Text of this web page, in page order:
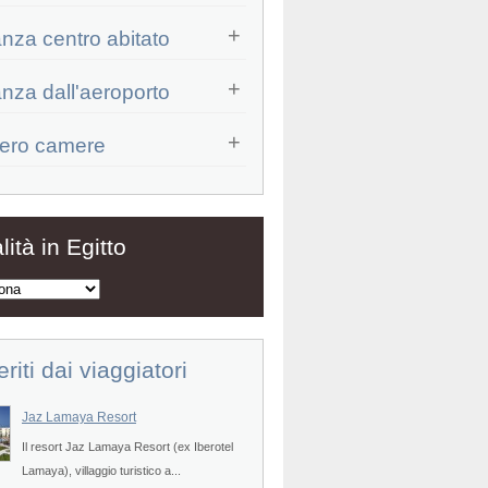
centro abitato
dall'aeroporto
camere
in Egitto
dai viaggiatori
Jaz Lamaya Resort
Il resort Jaz Lamaya Resort (ex Iberotel
Lamaya), villaggio turistico a...